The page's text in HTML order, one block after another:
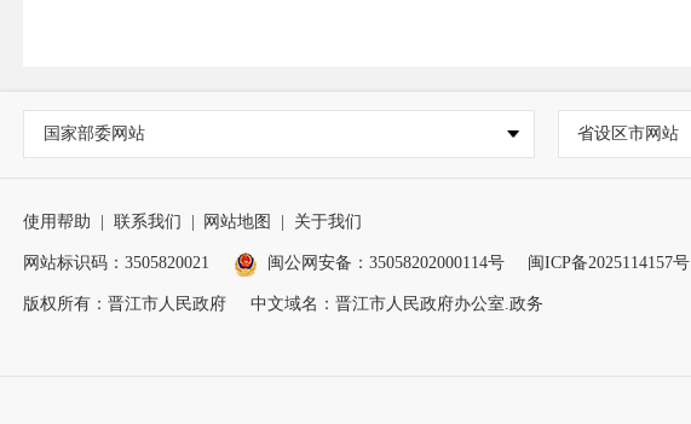
国家部委网站 省设区市网站
使用帮助 联系我们 网站地图 关于我们
网站标识码：3505820021 闽公网安备：35058202000114号 闽ICP备2025114157号
版权所有：晋江市人民政府 中文域名：晋江市人民政府办公室.政务